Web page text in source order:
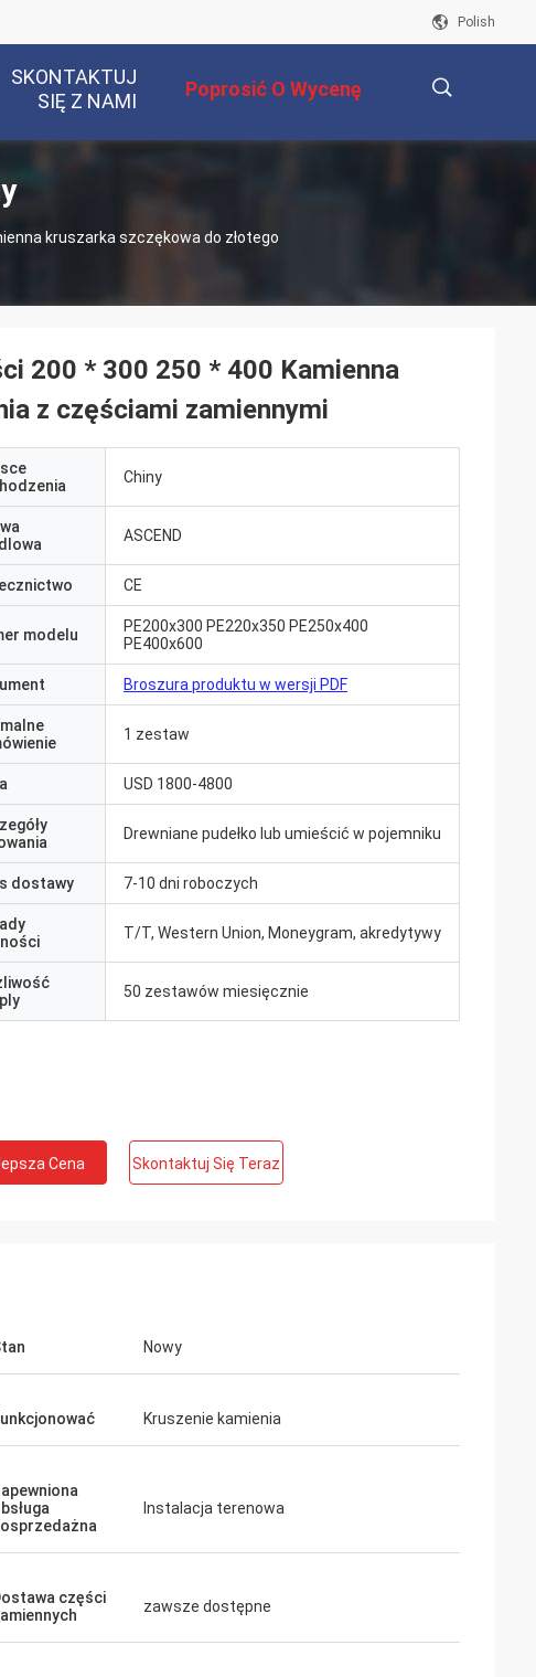
Polish
SKONTAKTUJ
SIĘ Z NAMI
Poprosić O Wycenę
kruszarka szczękowa do złotego
200 * 300 250 * 400 Kamienna
z częściami zamiennymi
Chiny
ASCEND
CE
modelu
PE200x300 PE220x350 PE250x400
PE400x600
Broszura produktu w wersji PDF
1 zestaw
USD 1800-4800
Drewniane pudełko lub umieścić w pojemniku
dostawy 7-10 dni roboczych
T/T, Western Union, Moneygram, akredytywy
50 zestawów miesięcznie
Cena Skontaktuj Się Teraz
Nowy
Kruszenie kamienia
Instalacja terenowa
części
zawsze dostępne